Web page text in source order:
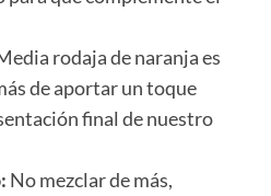
rodaja de naranja es
de aportar un toque
final de nuestro
No mezclar de más,